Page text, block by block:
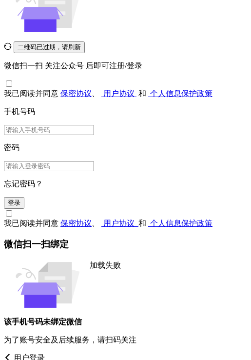
二维码已过期，请刷新
微信扫一扫 关注公众号 后即可注册/登录
我已阅读并同意 保密协议 用户协议 和 个人信息保护政策
手机号码
密码
忘记密码？
登录
我已阅读并同意 保密协议 用户协议 和 个人信息保护政策
微信扫一扫绑定
加载失败
该手机号码未绑定微信
为了账号安全及后续服务，请扫码关注
用户登录